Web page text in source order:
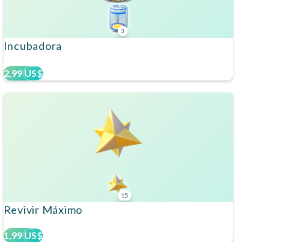
3
Incubadora
2,99 US$
15
Revivir Máximo
1,99 US$